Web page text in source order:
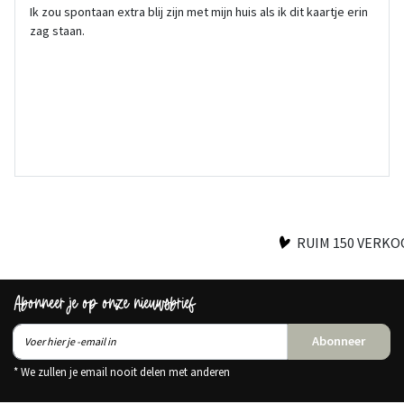
Ik zou spontaan extra blij zijn met mijn huis als ik dit kaartje erin
zag staan.
RUIM 150
Abonneer je op onze nieuwsbrief
Abonneer
* We zullen je email nooit delen met anderen